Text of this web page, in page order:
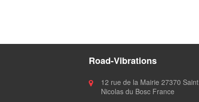
Road-Vibrations
12 rue de la Mairie 27370 Saint
Nicolas du Bosc France